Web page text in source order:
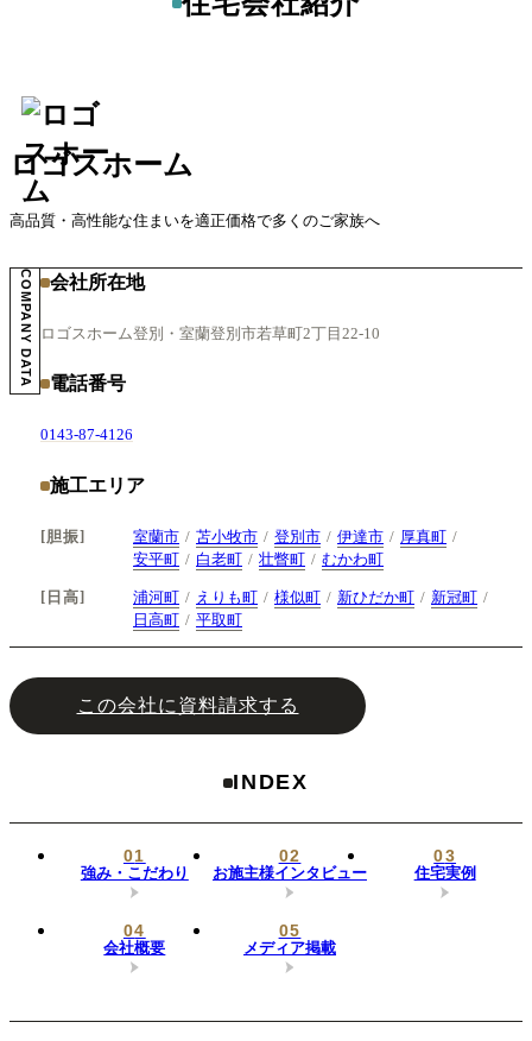
ロゴスホーム
高品質・高性能な住まいを適正価格で多くのご家族へ
COMPANY DATA 会社所在地
ロゴスホーム登別・室蘭登別市若草町2丁目22-10
電話番号
0143-87-4126
施工エリア
胆振 室蘭市 苫小牧市 登別市 伊達市
厚真町
安平町
白老町 壮瞥町 むかわ町
日高 浦河町 えりも町 様似町 新ひだか町
新冠町
日高町
平取町
この会社に資料請求する
INDEX
強み・こだわり お施主様インタビュー 住宅実例
会社概要 メディア掲載